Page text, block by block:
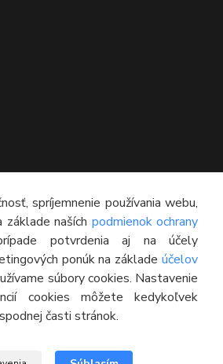
608
16:30)
spríjemnenie používania webu,
naších podmienok ochrany
potvrdenia aj na účely
ponúk na základeúčelov
súbory cookies. Nastavenie
cookies môžete kedykoľvek
časti stránok.